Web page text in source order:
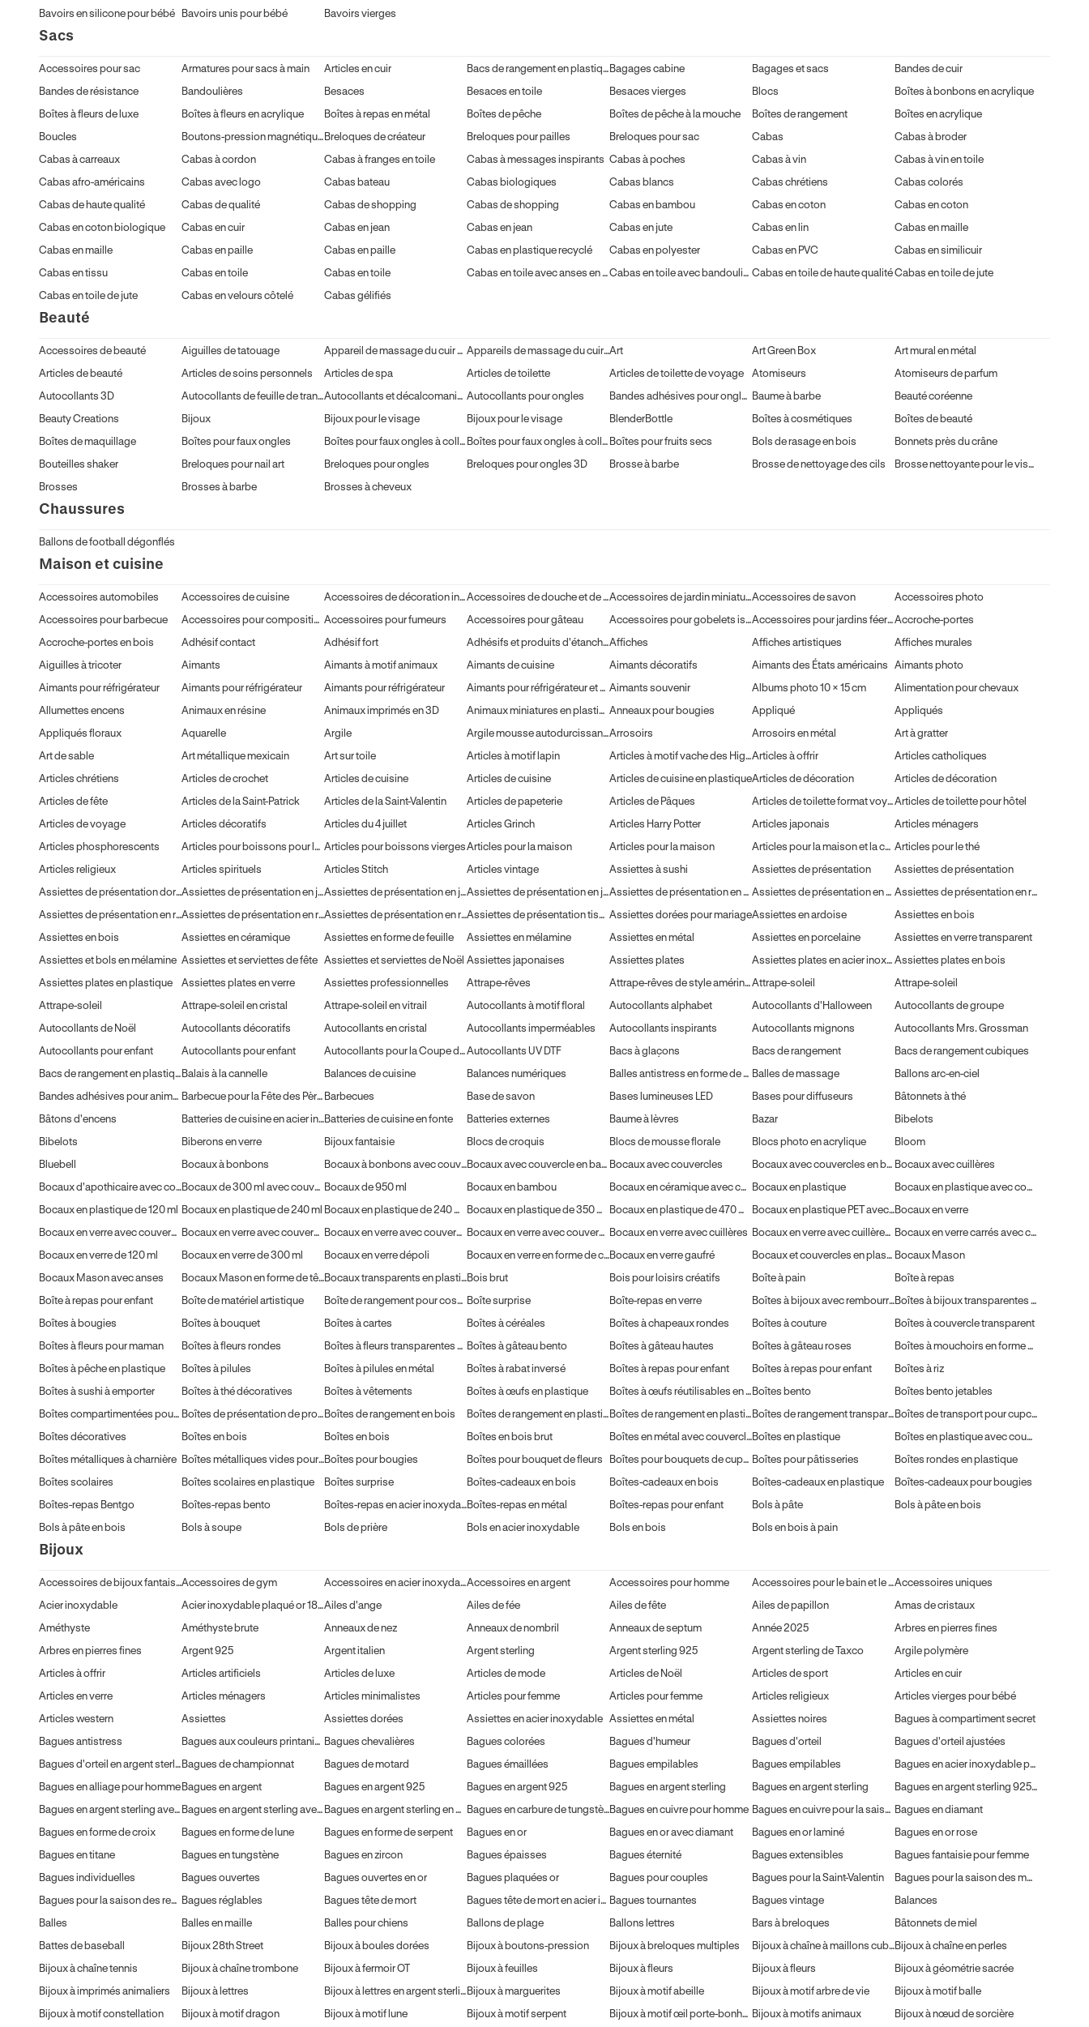
Bavoirs en silicone pour bébé Bavoirs unis pour bébé Bavoirs vierges
Sacs
Accessoires pour sac Armatures pour sacs à main Articles en cuir Bacs de rangement en plastiqueBagages cabine Bagages et sacs
Bandes de cuir
Bandes de résistance
Bandoulières Besaces Besaces en toile Besaces vierges Blocs
Boîtes à bonbons en acrylique
Boîtes à fleurs de luxe
Boîtes à fleurs en acrylique Boîtes à repas en métal Boîtes de pêche Boîtes de pêche à la mouche Boîtes de rangement
Boîtes en acrylique
Boucles
Boutons-pression magnétiquesBreloques de créateur Breloques pour pailles Breloques pour sac Cabas
Cabas à broder
Cabas à carreaux
Cabas à cordon Cabas à franges en toile Cabas à messages inspirants Cabas à poches Cabas à vin
Cabas à vin en toile
Cabas afro-américains
Cabas avec logo Cabas bateau Cabas biologiques Cabas blancs Cabas chrétiens
Cabas colorés
Cabas de haute qualité
Cabas de qualité Cabas de shopping Cabas de shopping Cabas en bambou Cabas en coton
Cabas en coton
Cabas en coton biologique
Cabas en cuir Cabas en jean Cabas en jean Cabas en jute Cabas en lin
Cabas en maille
Cabas en maille
Cabas en paille Cabas en paille Cabas en plastique recyclé Cabas en polyester Cabas en PVC
Cabas en similicuir
Cabas en tissu
Cabas en toile Cabas en toile Cabas en toile avec anses en cuir Cabas en toile avec bandoulières en cuir Cabas en toile de haute qualitéCabas en toile de jute
Cabas en toile de jute
Cabas en velours côtelé Cabas gélifiés
Beauté
Accessoires de beauté Aiguilles de tatouage Appareil de massage du cuir chevelu Appareils de massage du cuir cheveluArt Art Green Box
Art mural en métal
Articles de beauté
Articles de soins personnels Articles de spa Articles de toilette Articles de toilette de voyage Atomiseurs
Atomiseurs de parfum
Autocollants 3D
Autocollants de feuille de transfert Autocollants et décalcomanies pour nail art Autocollants pour ongles Bandes adhésives pour ongles Baume à barbe
Beauté coréenne
Beauty Creations
Bijoux Bijoux pour le visage Bijoux pour le visage BlenderBottle Boîtes à cosmétiques
Boîtes de beauté
Boîtes de maquillage
Boîtes pour faux ongles Boîtes pour faux ongles à coller Boîtes pour faux ongles à coller Boîtes pour fruits secs Bols de rasage en bois
Bonnets près du crâne
Bouteilles shaker
Breloques pour nail art Breloques pour ongles Breloques pour ongles 3D Brosse à barbe Brosse de nettoyage des cils
Brosse nettoyante pour le visage
Brosses
Brosses à barbe Brosses à cheveux
Chaussures
Ballons de football dégonflés
Maison et cuisine
Accessoires automobiles Accessoires de cuisine Accessoires de décoration intérieure Accessoires de douche et de bain pour animaux Accessoires de jardin miniaturesAccessoires de savon
Accessoires photo
Accessoires pour barbecue
Accessoires pour compositions florales Accessoires pour fumeurs Accessoires pour gâteau Accessoires pour gobelets isothermes Accessoires pour jardins féeriquesAccroche-portes
Accroche-portes en bois
Adhésif contact Adhésif fort Adhésifs et produits d'étanchéitéAffiches Affiches artistiques
Affiches murales
Aiguilles à tricoter
Aimants Aimants à motif animaux Aimants de cuisine Aimants décoratifs Aimants des États américains Aimants photo
Aimants pour réfrigérateur
Aimants pour réfrigérateur Aimants pour réfrigérateur Aimants pour réfrigérateur et aimants décoratifs Aimants souvenir Albums photo 10 × 15 cm
Alimentation pour chevaux
Allumettes encens
Animaux en résine Animaux imprimés en 3D Animaux miniatures en plastique Anneaux pour bougies Appliqué
Appliqués
Appliqués floraux
Aquarelle Argile Argile mousse autodurcissanteArrosoirs Arrosoirs en métal
Art à gratter
Art de sable
Art métallique mexicain Art sur toile Articles à motif lapin Articles à motif vache des HighlandsArticles à offrir
Articles catholiques
Articles chrétiens
Articles de crochet Articles de cuisine Articles de cuisine Articles de cuisine en plastiqueArticles de décoration
Articles de décoration
Articles de fête
Articles de la Saint-Patrick Articles de la Saint-Valentin Articles de papeterie Articles de Pâques Articles de toilette format voyageArticles de toilette pour hôtel
Articles de voyage
Articles décoratifs Articles du 4 juillet Articles Grinch Articles Harry Potter Articles japonais
Articles ménagers
Articles phosphorescents
Articles pour boissons pour la Fête des Pères Articles pour boissons viergesArticles pour la maison Articles pour la maison Articles pour la maison et la cuisine pour la rentrée Articles pour le thé
Articles religieux
Articles spirituels Articles Stitch Articles vintage Assiettes à sushi Assiettes de présentation
Assiettes de présentation
Assiettes de présentation dorées
Assiettes de présentation en jonc de mer Assiettes de présentation en jute Assiettes de présentation en jute Assiettes de présentation en osier Assiettes de présentation en osier
Assiettes de présentation en rotin
Assiettes de présentation en rotin
Assiettes de présentation en rotin Assiettes de présentation en rotin pour mariage Assiettes de présentation tissées Assiettes dorées pour mariageAssiettes en ardoise
Assiettes en bois
Assiettes en bois
Assiettes en céramique Assiettes en forme de feuille Assiettes en mélamine Assiettes en métal Assiettes en porcelaine
Assiettes en verre transparent
Assiettes et bols en mélamine Assiettes et serviettes de fête Assiettes et serviettes de Noël Assiettes japonaises Assiettes plates Assiettes plates en acier inoxydable Assiettes plates en bois
Assiettes plates en plastique
Assiettes plates en verre Assiettes professionnelles Attrape-rêves Attrape-rêves de style amérindienAttrape-soleil
Attrape-soleil
Attrape-soleil
Attrape-soleil en cristal Attrape-soleil en vitrail Autocollants à motif floral Autocollants alphabet Autocollants d'Halloween
Autocollants de groupe
Autocollants de Noël
Autocollants décoratifs Autocollants en cristal Autocollants imperméables Autocollants inspirants Autocollants mignons
Autocollants Mrs. Grossman
Autocollants pour enfant
Autocollants pour enfant Autocollants pour la Coupe du mondeAutocollants UV DTF Bacs à glaçons Bacs de rangement
Bacs de rangement cubiques
Bacs de rangement en plastiqueBalais à la cannelle Balances de cuisine Balances numériques Balles antistress en forme de citrouille Balles de massage
Ballons arc-en-ciel
Bandes adhésives pour animaux
Barbecue pour la Fête des Pères Barbecues Base de savon Bases lumineuses LED Bases pour diffuseurs
Bâtonnets à thé
Bâtons d'encens
Batteries de cuisine en acier inoxydableBatteries de cuisine en fonte Batteries externes Baume à lèvres Bazar
Bibelots
Bibelots
Biberons en verre Bijoux fantaisie Blocs de croquis Blocs de mousse florale Blocs photo en acrylique
Bloom
Bluebell
Bocaux à bonbons Bocaux à bonbons avec couvercles Bocaux avec couvercle en bambou Bocaux avec couvercles Bocaux avec couvercles en bois Bocaux avec cuillères
Bocaux d'apothicaire avec couvercles
Bocaux de 300 ml avec couvercles Bocaux de 950 ml Bocaux en bambou Bocaux en céramique avec couvercles Bocaux en plastique
Bocaux en plastique avec couvercles
Bocaux en plastique de 120 ml Bocaux en plastique de 240 ml Bocaux en plastique de 240 ml avec couvercles Bocaux en plastique de 350 ml avec couvercles Bocaux en plastique de 470 ml avec couvercles Bocaux en plastique PET avec couverclesBocaux en verre
Bocaux en verre avec couvercle
Bocaux en verre avec couvercles Bocaux en verre avec couvercles en bambou Bocaux en verre avec couvercles en bois Bocaux en verre avec cuillères Bocaux en verre avec cuillères en bois
Bocaux en verre carrés avec couvercles
Bocaux en verre de 120 ml
Bocaux en verre de 300 ml Bocaux en verre dépoli Bocaux en verre en forme de cœurBocaux en verre gaufré Bocaux et couvercles en plastique Bocaux Mason
Bocaux Mason avec anses
Bocaux Mason en forme de tête de mort Bocaux transparents en plastique de 240 ml avec couverclesBois brut Bois pour loisirs créatifs Boîte à pain
Boîte à repas
Boîte à repas pour enfant
Boîte de matériel artistique Boîte de rangement pour cosmétiques Boîte surprise Boîte-repas en verre Boîtes à bijoux avec rembourrage en coton
Boîtes à bijoux transparentes en plastique
Boîtes à bougies
Boîtes à bouquet Boîtes à cartes Boîtes à céréales Boîtes à chapeaux rondes Boîtes à couture
Boîtes à couvercle transparent
Boîtes à fleurs pour maman
Boîtes à fleurs rondes Boîtes à fleurs transparentes en acrylique Boîtes à gâteau bento Boîtes à gâteau hautes Boîtes à gâteau roses
Boîtes à mouchoirs en forme de jupe virevoltante
Boîtes à pêche en plastique
Boîtes à pilules Boîtes à pilules en métal Boîtes à rabat inversé Boîtes à repas pour enfant Boîtes à repas pour enfant
Boîtes à riz
Boîtes à sushi à emporter
Boîtes à thé décoratives Boîtes à vêtements Boîtes à œufs en plastique Boîtes à œufs réutilisables en plastiqueBoîtes bento
Boîtes bento jetables
Boîtes compartimentées pour snacks
Boîtes de présentation de produitsBoîtes de rangement en bois Boîtes de rangement en plastique Boîtes de rangement en plastique avec couvercles Boîtes de rangement transparentes
Boîtes de transport pour cupcakes
Boîtes décoratives
Boîtes en bois Boîtes en bois Boîtes en bois brut Boîtes en métal avec couverclesBoîtes en plastique
Boîtes en plastique avec couvercles
Boîtes métalliques à charnière
Boîtes métalliques vides pour bougiesBoîtes pour bougies Boîtes pour bouquet de fleurs Boîtes pour bouquets de cupcakes Boîtes pour pâtisseries
Boîtes rondes en plastique
Boîtes scolaires
Boîtes scolaires en plastique Boîtes surprise Boîtes-cadeaux en bois Boîtes-cadeaux en bois Boîtes-cadeaux en plastique
Boîtes-cadeaux pour bougies
Boîtes-repas Bentgo
Boîtes-repas bento Boîtes-repas en acier inoxydableBoîtes-repas en métal Boîtes-repas pour enfant Bols à pâte
Bols à pâte en bois
Bols à pâte en bois
Bols à soupe Bols de prière Bols en acier inoxydable Bols en bois Bols en bois à pain
Bijoux
Accessoires de bijoux fantaisieAccessoires de gym Accessoires en acier inoxydableAccessoires en argent Accessoires pour homme Accessoires pour le bain et le corpsAccessoires uniques
Acier inoxydable
Acier inoxydable plaqué or 18 caratsAiles d'ange Ailes de fée Ailes de fête Ailes de papillon
Amas de cristaux
Améthyste
Améthyste brute Anneaux de nez Anneaux de nombril Anneaux de septum Année 2025
Arbres en pierres fines
Arbres en pierres fines
Argent 925 Argent italien Argent sterling Argent sterling 925 Argent sterling de Taxco
Argile polymère
Articles à offrir
Articles artificiels Articles de luxe Articles de mode Articles de Noël Articles de sport
Articles en cuir
Articles en verre
Articles ménagers Articles minimalistes Articles pour femme Articles pour femme Articles religieux
Articles vierges pour bébé
Articles western
Assiettes Assiettes dorées Assiettes en acier inoxydable Assiettes en métal Assiettes noires
Bagues à compartiment secret
Bagues antistress
Bagues aux couleurs printanières Bagues chevalières Bagues colorées Bagues d'humeur Bagues d'orteil
Bagues d'orteil ajustées
Bagues d'orteil en argent sterlingBagues de championnat Bagues de motard Bagues émaillées Bagues empilables Bagues empilables
Bagues en acier inoxydable pour homme
Bagues en alliage pour hommeBagues en argent Bagues en argent 925 Bagues en argent 925 Bagues en argent sterling Bagues en argent sterling
Bagues en argent sterling 925 pour homme
Bagues en argent sterling avec pierres
Bagues en argent sterling avec pierres fines Bagues en argent sterling en oxyde de zirconium Bagues en carbure de tungstèneBagues en cuivre pour homme Bagues en cuivre pour la saison des mariages Bagues en diamant
Bagues en forme de croix
Bagues en forme de lune Bagues en forme de serpent Bagues en or Bagues en or avec diamant Bagues en or laminé
Bagues en or rose
Bagues en titane
Bagues en tungstène Bagues en zircon Bagues épaisses Bagues éternité Bagues extensibles
Bagues fantaisie pour femme
Bagues individuelles
Bagues ouvertes Bagues ouvertes en or Bagues plaquées or Bagues pour couples Bagues pour la Saint-Valentin
Bagues pour la saison des mariages
Bagues pour la saison des remises de diplômes Bagues réglables Bagues tête de mort Bagues tête de mort en acier inoxydable Bagues tournantes Bagues vintage
Balances
Balles
Balles en maille Balles pour chiens Ballons de plage Ballons lettres Bars à breloques
Bâtonnets de miel
Battes de baseball
Bijoux 28th Street Bijoux à boules dorées Bijoux à boutons-pression Bijoux à breloques multiples Bijoux à chaîne à maillons cubainsBijoux à chaîne en perles
Bijoux à chaîne tennis
Bijoux à chaîne trombone Bijoux à fermoir OT Bijoux à feuilles Bijoux à fleurs Bijoux à fleurs
Bijoux à géométrie sacrée
Bijoux à imprimés animaliers
Bijoux à lettres Bijoux à lettres en argent sterlingBijoux à marguerites Bijoux à motif abeille Bijoux à motif arbre de vie
Bijoux à motif balle
Bijoux à motif constellation
Bijoux à motif dragon Bijoux à motif lune Bijoux à motif serpent Bijoux à motif œil porte-bonheur Bijoux à motifs animaux Bijoux à nœud de sorcière